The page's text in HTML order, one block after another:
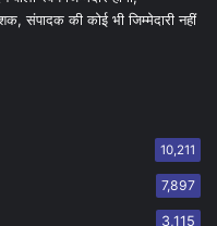
संपादक की कोई भी जिम्मेदारी नहीं
10,211
7,897
3,115